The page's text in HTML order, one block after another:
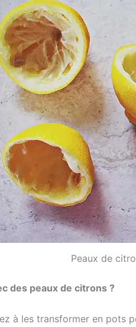
Peaux de
des peaux de citrons ?
à les transformer en pots